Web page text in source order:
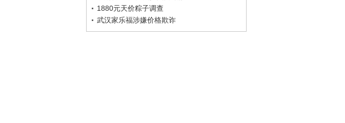
1880元天价粽子调查
武汉家乐福涉嫌价格欺诈